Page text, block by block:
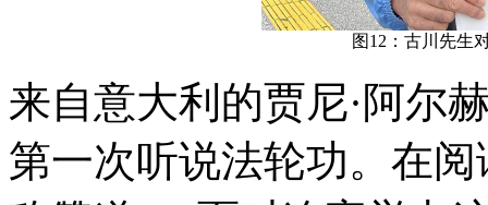
图12：古川先生
来自意大利的贾尼·阿尔
第一次听说法轮功。在